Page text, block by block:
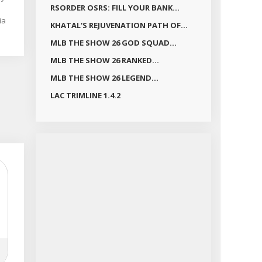
RSORDER OSRS: FILL YOUR BANK...
KHATAL'S REJUVENATION PATH OF...
MLB THE SHOW 26 GOD SQUAD...
MLB THE SHOW 26 RANKED...
MLB THE SHOW 26 LEGEND...
LAC TRIMLINE 1.4.2